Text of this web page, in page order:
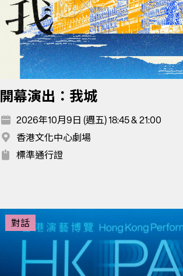
開幕演出：我城
2026年10月9日 (週五) 18:45 & 21:00
香港文化中心劇場
標準通行證
對話